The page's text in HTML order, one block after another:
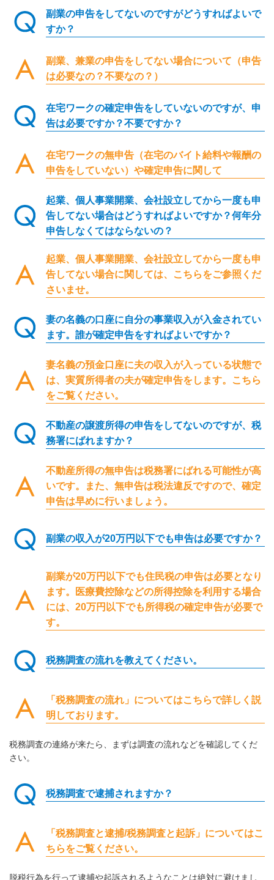
副業の申告をしてないのですがどうすればよいで
すか？
副業、兼業の申告をしてない場合について（申告
は必要なの？不要なの？）
在宅ワークの確定申告をしていないのですが、申
告は必要ですか？不要ですか？
在宅ワークの無申告（在宅のバイト給料や報酬の
申告をしていない）や確定申告に関して
起業、個人事業開業、会社設立してから一度も申
告してない場合はどうすればよいですか？何年分
申告しなくてはならないの？
起業、個人事業開業、会社設立してから一度も申
告してない場合に関しては、こちらをご参照くだ
さいませ。
妻の名義の口座に自分の事業収入が入金されてい
ます。誰が確定申告をすればよいですか？
妻名義の預金口座に夫の収入が入っている状態で
は、実質所得者の夫が確定申告をします。こちら
をご覧ください。
不動産の譲渡所得の申告をしてないのですが、税
務署にばれますか？
不動産所得の無申告は税務署にばれる可能性が高
いです。また、無申告は税法違反ですので、確定
申告は早めに行いましょう。
副業の収入が20万円以下でも申告は必要ですか？
副業が20万円以下でも住民税の申告は必要となり
ます。医療費控除などの所得控除を利用する場合
には、20万円以下でも所得税の確定申告が必要で
す。
税務調査の流れを教えてください。
「税務調査の流れ」についてはこちらで詳しく説
明しております。
税務調査の連絡が来たら、まずは調査の流れなどを確認してくだ
さい。
税務調査で逮捕されますか？
「税務調査と逮捕/税務調査と起訴」についてはこ
ちらをご覧ください。
脱税行為を行って逮捕や起訴されるようなことは絶対に避けまし